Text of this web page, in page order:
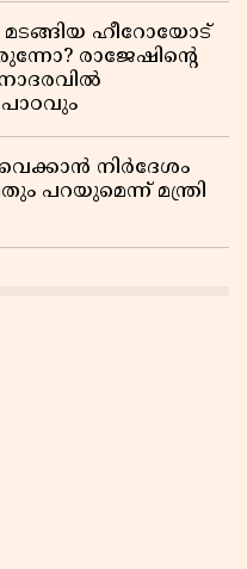
മടങ്ങിയ ഹീറോയോട്
രാജേഷിൻ്റെ
നിർദേശം
പറയുമെന്ന് മന്ത്രി